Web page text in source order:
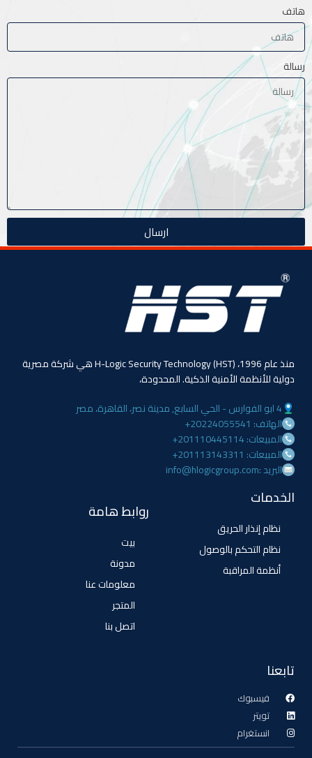
هاتف
رسالة
ارسال
منذ عام 1996، (HST) H-Logic Security Technology هي شركة مصرية
دولية للأنظمة الأمنية الذكية. المحدودة،
4 ابو الفوارس - الحي السابع, مدينة نصر، القاهرة، مصر
الهاتف: 20224055541+
المبيعات: 201110445114+
المبيعات: 201113143311+
البريد :info@hlogicgroup.com
الخدمات
نظام إنذار الحريق
نظام التحكم بالوصول
أنظمة المراقبة
روابط هامة
بيت
مدونة
معلومات عنا
المتجر
اتصل بنا
تابعنا
فيسبوك
تويتر
انستغرام